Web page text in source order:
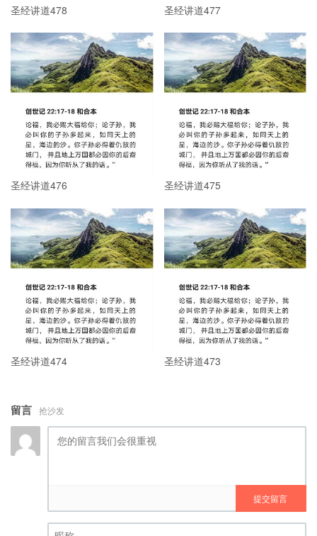
圣经讲道478 圣经讲道477
圣经讲道476 圣经讲道475
圣经讲道474 圣经讲道473
留言 抢沙发
提交留言